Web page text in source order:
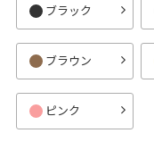
ブラック
ブラウン
ピンク